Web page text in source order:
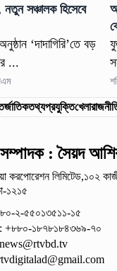
নতুন সঞ্চালক হিসেবে
‘দাদাগিরি’তে বড়
...
তথ্যপ্রযুক্তিখেলা
: সৈয়দ
করপোরেশন লিমিটেড,১০২
১২১৫
২-৫৫০১৩৫১১-১৫
+৮৮০-১৮৭৮১৮৪৩৬৯-৭০
news@rtvbd.tv